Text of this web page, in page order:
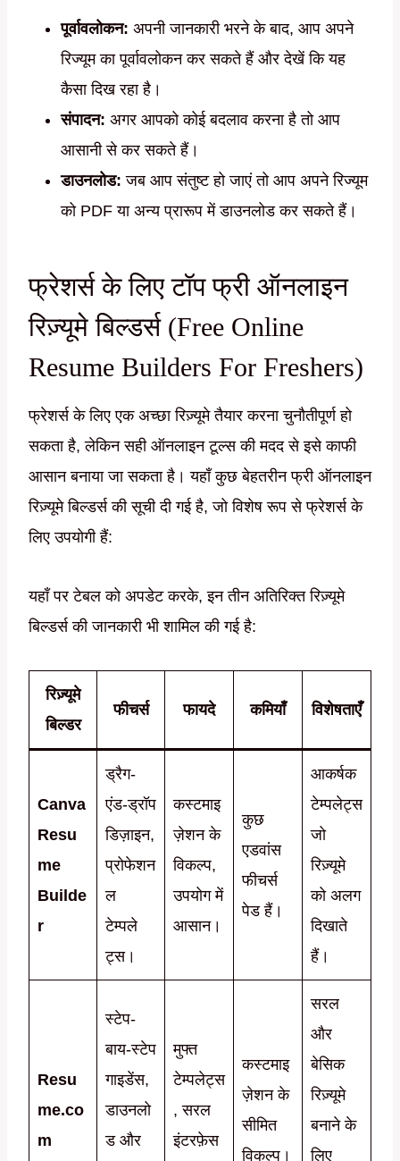
पूर्वावलोकन: अपनी जानकारी भरने के बाद, आप अपने
रिज्यूम का पूर्वावलोकन कर सकते हैं और देखें कि यह
कैसा दिख रहा है।
संपादन: अगर आपको कोई बदलाव करना है तो आप
आसानी से कर सकते हैं।
डाउनलोड: जब आप संतुष्ट हो जाएं तो आप अपने रिज्यूम
को PDF या अन्य प्रारूप में डाउनलोड कर सकते हैं।
फ्रेशर्स के लिए टॉप फ्री ऑनलाइन
रिज़्यूमे बिल्डर्स (Free Online
Resume Builders For Freshers)
फ्रेशर्स के लिए एक अच्छा रिज़्यूमे तैयार करना चुनौतीपूर्ण हो
सकता है, लेकिन सही ऑनलाइन टूल्स की मदद से इसे काफी
आसान बनाया जा सकता है। यहाँ कुछ बेहतरीन फ्री ऑनलाइन
रिज़्यूमे बिल्डर्स की सूची दी गई है, जो विशेष रूप से फ्रेशर्स के
लिए उपयोगी हैं:
यहाँ पर टेबल को अपडेट करके, इन तीन अतिरिक्त रिज़्यूमे
बिल्डर्स की जानकारी भी शामिल की गई है:
रिज़्यूमे
बिल्डर
फीचर्स फायदे कमियाँ विशेषताएँ
Canva
Resu
me
Builde
r
ड्रैग-
एंड-ड्रॉप
डिज़ाइन,
प्रोफेशन
ल
टेम्पले
ट्स।
कस्टमाइ
ज़ेशन के
विकल्प,
उपयोग में
आसान।
कुछ
एडवांस
फीचर्स
पेड हैं।
आकर्षक
टेम्पलेट्स
जो
रिज़्यूमे
को अलग
दिखाते
हैं।
Resu
me.co
m
स्टेप-
बाय-स्टेप
गाइडेंस,
डाउनलो
ड और
मुफ्त
टेम्पलेट्स
, सरल
इंटरफ़ेस
कस्टमाइ
ज़ेशन के
सीमित
विकल्प।
सरल
और
बेसिक
रिज़्यूमे
बनाने के
लिए